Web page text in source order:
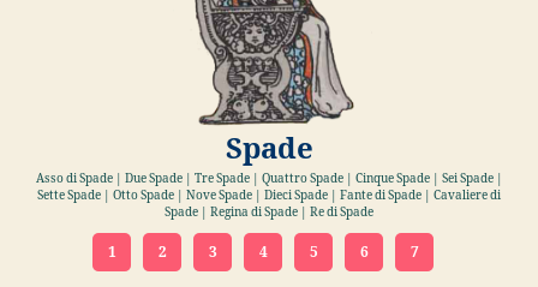
Spade
Asso di Spade | Due Spade | Tre Spade | Quattro Spade | Cinque Spade | Sei Spade |
Sette Spade | Otto Spade | Nove Spade | Dieci Spade | Fante di Spade | Cavaliere di
Spade | Regina di Spade | Re di Spade
1 2 3 4 5 6 7